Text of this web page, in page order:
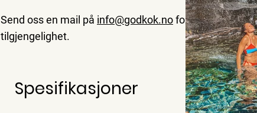
Send oss en mail på info@godkok.nofor priser og
tilgjengelighet.
Spesifikasjoner